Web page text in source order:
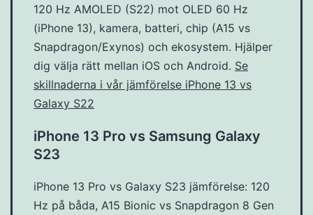
120 Hz AMOLED (S22) mot OLED 60 Hz
(iPhone 13), kamera, batteri, chip (A15 vs
Snapdragon/Exynos) och ekosystem. Hjälper
dig välja rätt mellan iOS och Android. Se
skillnaderna i vår jämförelse iPhone 13 vs
Galaxy S22
iPhone 13 Pro vs Samsung Galaxy
S23
iPhone 13 Pro vs Galaxy S23 jämförelse: 120
Hz på båda, A15 Bionic vs Snapdragon 8 Gen